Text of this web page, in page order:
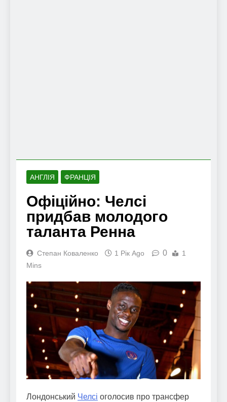
АНГЛІЯ ФРАНЦІЯ
Офіційно: Челсі
придбав молодого
таланта Ренна
Степан Коваленко 1 Рік Ago 0
1
Mins
Лондонський Челсі оголосив про трансфер